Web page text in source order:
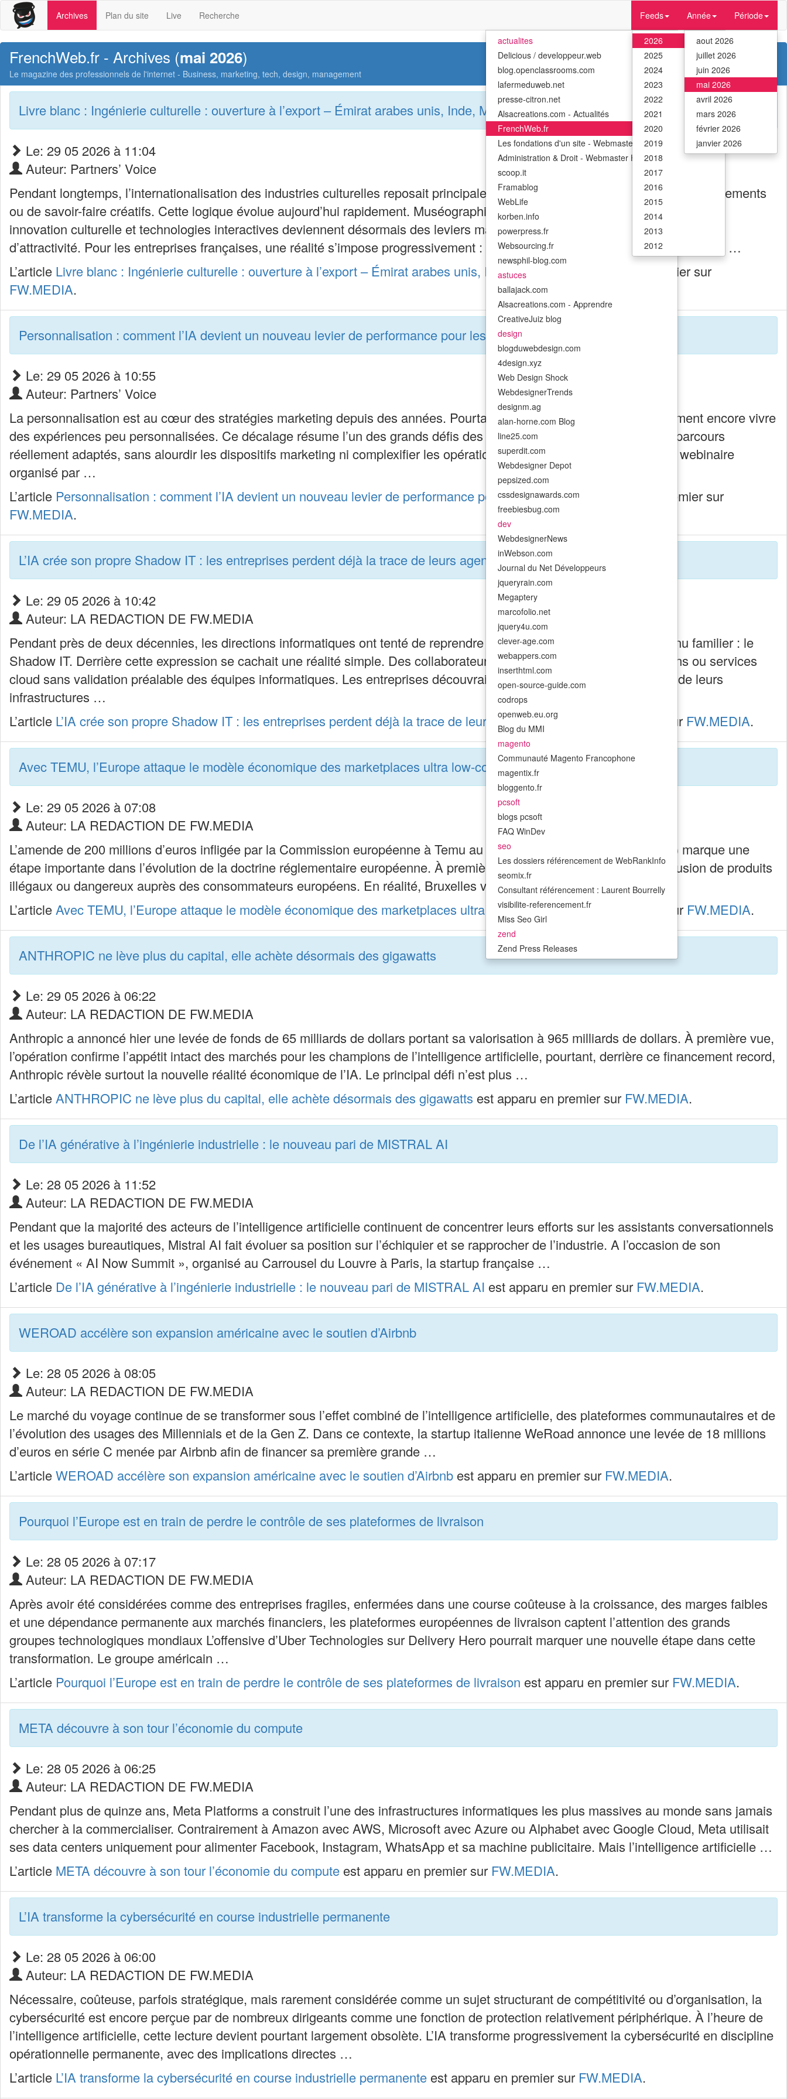
Archives Plan du site Live Recherche Feeds
actualites
Delicious / developpeur.web
blog.openclassrooms.com
lafermeduweb.net
presse-citron.net
Alsacreations.com - Actualités
FrenchWeb.fr
Les fondations d'un site - Webmaster Hub
Administration & Droit - Webmaster Hub
scoop.it
Framablog
WebLife
korben.info
powerpress.fr
Websourcing.fr
newsphil-blog.com
astuces
ballajack.com
Alsacreations.com - Apprendre
CreativeJuiz blog
design
blogduwebdesign.com
4design.xyz
Web Design Shock
WebdesignerTrends
designm.ag
alan-horne.com Blog
line25.com
superdit.com
Webdesigner Depot
pepsized.com
cssdesignawards.com
freebiesbug.com
dev
WebdesignerNews
inWebson.com
Journal du Net Développeurs
jqueryrain.com
Megaptery
marcofolio.net
jquery4u.com
clever-age.com
webappers.com
inserthtml.com
open-source-guide.com
codrops
openweb.eu.org
Blog du MMI
magento
Communauté Magento Francophone
magentix.fr
bloggento.fr
pcsoft
blogs pcsoft
FAQ WinDev
seo
Les dossiers référencement de WebRankInfo
seomix.fr
Consultant référencement : Laurent Bourrelly
visibilite-referencement.fr
Miss Seo Girl
zend
Zend Press Releases
Année
2026
2025
2024
2023
2022
2021
2020
2019
2018
2017
2016
2015
2014
2013
2012
Période
aout 2026
juillet 2026
juin 2026
mai 2026
avril 2026
mars 2026
février 2026
janvier 2026
FrenchWeb.fr - Archives (mai 2026)
Le magazine des professionnels de l'internet - Business, marketing, tech, design, management
Livre blanc : Ingénierie culturelle : ouverture à l’export – Émirat arabes unis, Inde, Mexique
Le: 29 05 2026 à 11:04
Auteur: Partners’ Voice
Pendant longtemps, l’internationalisation des industries culturelles reposait principalement sur l’exportation de contenus, d’événements
ou de savoir-faire créatifs. Cette logique évolue aujourd’hui rapidement. Muséographie, expériences immersives, lieux hybrides,
innovation culturelle et technologies interactives deviennent désormais des leviers majeurs de développement économique et
d’attractivité. Pour les entreprises françaises, une réalité s’impose progressivement : certaines zones géographiques accélèrent …
L’article Livre blanc : Ingénierie culturelle : ouverture à l’export – Émirat arabes unis, Inde, Mexique
est apparu en premier sur
FW.MEDIA.
Personnalisation : comment l’IA devient un nouveau levier de performance pour les marques
Le: 29 05 2026 à 10:55
Auteur: Partners’ Voice
La personnalisation est au cœur des stratégies marketing depuis des années. Pourtant, 60 % des consommateurs estiment encore vivre
des expériences peu personnalisées. Ce décalage résume l’un des grands défis des marques, comment proposer des parcours
réellement adaptés, sans alourdir les dispositifs marketing ni complexifier les opérations ? C’est précisément l’enjeu du webinaire
organisé par …
L’article Personnalisation : comment l’IA devient un nouveau levier de performance pour les marquesest apparu en premier sur
FW.MEDIA.
L’IA crée son propre Shadow IT : les entreprises perdent déjà la trace de leurs agents
Le: 29 05 2026 à 10:42
Auteur: LA REDACTION DE FW.MEDIA
Pendant près de deux décennies, les directions informatiques ont tenté de reprendre le contrôle d’un phénomène devenu familier : le
Shadow IT. Derrière cette expression se cachait une réalité simple. Des collaborateurs adoptaient des outils, applications ou services
cloud sans validation préalable des équipes informatiques. Les entreprises découvraient alors qu’une partie croissante de leurs
infrastructures …
L’article L’IA crée son propre Shadow IT : les entreprises perdent déjà la trace de leurs agentsest apparu en premier sur FW.MEDIA.
Avec TEMU, l’Europe attaque le modèle économique des marketplaces ultra low-cost
Le: 29 05 2026 à 07:08
Auteur: LA REDACTION DE FW.MEDIA
L’amende de 200 millions d’euros infligée par la Commission européenne à Temu au titre du Digital Services Act (DSA) marque une
étape importante dans l’évolution de la doctrine réglementaire européenne. À première vue, la décision porte sur la diffusion de produits
illégaux ou dangereux auprès des consommateurs européens. En réalité, Bruxelles vise le modèle économique …
L’article Avec TEMU, l’Europe attaque le modèle économique des marketplaces ultra low-costest apparu en premier sur FW.MEDIA.
ANTHROPIC ne lève plus du capital, elle achète désormais des gigawatts
Le: 29 05 2026 à 06:22
Auteur: LA REDACTION DE FW.MEDIA
Anthropic a annoncé hier une levée de fonds de 65 milliards de dollars portant sa valorisation à 965 milliards de dollars. À première vue,
l’opération confirme l’appétit intact des marchés pour les champions de l’intelligence artificielle, pourtant, derrière ce financement record,
Anthropic révèle surtout la nouvelle réalité économique de l’IA. Le principal défi n’est plus …
L’article ANTHROPIC ne lève plus du capital, elle achète désormais des gigawatts est apparu en premier sur FW.MEDIA.
De l’IA générative à l’ingénierie industrielle : le nouveau pari de MISTRAL AI
Le: 28 05 2026 à 11:52
Auteur: LA REDACTION DE FW.MEDIA
Pendant que la majorité des acteurs de l’intelligence artificielle continuent de concentrer leurs efforts sur les assistants conversationnels
et les usages bureautiques, Mistral AI fait évoluer sa position sur l’échiquier et se rapprocher de l’industrie. A l’occasion de son
événement « AI Now Summit », organisé au Carrousel du Louvre à Paris, la startup française …
L’article De l’IA générative à l’ingénierie industrielle : le nouveau pari de MISTRAL AI est apparu en premier sur FW.MEDIA.
WEROAD accélère son expansion américaine avec le soutien d’Airbnb
Le: 28 05 2026 à 08:05
Auteur: LA REDACTION DE FW.MEDIA
Le marché du voyage continue de se transformer sous l’effet combiné de l’intelligence artificielle, des plateformes communautaires et de
l’évolution des usages des Millennials et de la Gen Z. Dans ce contexte, la startup italienne WeRoad annonce une levée de 18 millions
d’euros en série C menée par Airbnb afin de financer sa première grande …
L’articleWEROAD accélère son expansion américaine avec le soutien d’Airbnb est apparu en premier sur FW.MEDIA.
Pourquoi l’Europe est en train de perdre le contrôle de ses plateformes de livraison
Le: 28 05 2026 à 07:17
Auteur: LA REDACTION DE FW.MEDIA
Après avoir été considérées comme des entreprises fragiles, enfermées dans une course coûteuse à la croissance, des marges faibles
et une dépendance permanente aux marchés financiers, les plateformes européennes de livraison captent l’attention des grands
groupes technologiques mondiaux L’offensive d’Uber Technologies sur Delivery Hero pourrait marquer une nouvelle étape dans cette
transformation. Le groupe américain …
L’article Pourquoi l’Europe est en train de perdre le contrôle de ses plateformes de livraison est apparu en premier sur FW.MEDIA.
META découvre à son tour l’économie du compute
Le: 28 05 2026 à 06:25
Auteur: LA REDACTION DE FW.MEDIA
Pendant plus de quinze ans, Meta Platforms a construit l’une des infrastructures informatiques les plus massives au monde sans jamais
chercher à la commercialiser. Contrairement à Amazon avec AWS, Microsoft avec Azure ou Alphabet avec Google Cloud, Meta utilisait
ses data centers uniquement pour alimenter Facebook, Instagram, WhatsApp et sa machine publicitaire. Mais l’intelligence artificielle …
L’article META découvre à son tour l’économie du compute est apparu en premier sur FW.MEDIA.
L’IA transforme la cybersécurité en course industrielle permanente
Le: 28 05 2026 à 06:00
Auteur: LA REDACTION DE FW.MEDIA
Nécessaire, coûteuse, parfois stratégique, mais rarement considérée comme un sujet structurant de compétitivité ou d’organisation, la
cybersécurité est encore perçue par de nombreux dirigeants comme une fonction de protection relativement périphérique. À l’heure de
l’intelligence artificielle, cette lecture devient pourtant largement obsolète. L’IA transforme progressivement la cybersécurité en discipline
opérationnelle permanente, avec des implications directes …
L’article L’IA transforme la cybersécurité en course industrielle permanente est apparu en premier sur FW.MEDIA.